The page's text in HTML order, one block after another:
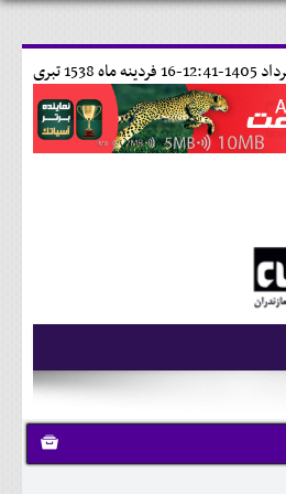
16 فردينه ماه 1538 تبری